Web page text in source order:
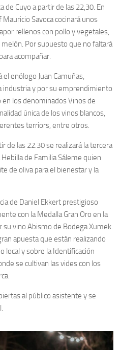
de Cuyo a partir de las 22,30. En
Savoca cocinará unos
rellenos con pollo y vegetales,
Por supuesto que no faltará
acompañar.
enólogo Juan Camuñas,
industria y por su emprendimiento
los denominados Vinos de
única de los vinos blancos,
terriors, entre otros.
de las 22.30 se realizará la tercera
de Familia Sáleme quien
de oliva para el bienestar y la
de Daniel Ekkert prestigioso
con la Medalla Gran Oro en la
su vino Abismo de Bodega Xumek.
apuesta que están realizando
local y sobre la Identificación
se cultivan las vides con los
al público asistente y se